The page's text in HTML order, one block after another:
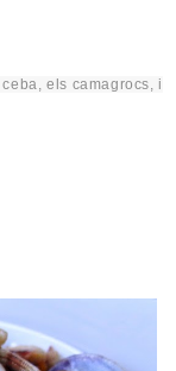
els camagrocs, i